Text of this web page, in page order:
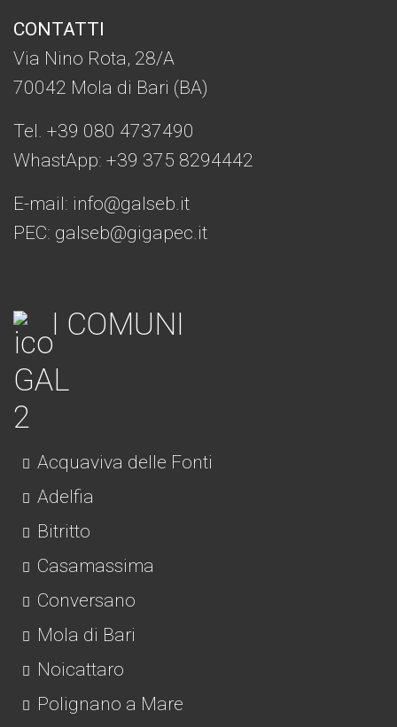
CONTATTI
Via Nino Rota, 28/A
70042 Mola di Bari (BA)
Tel. +39 080 4737490
WhastApp: +39 375 8294442
E-mail: info@galseb.it
PEC: galseb@gigapec.it
I COMUNI
Acquaviva delle Fonti
Adelfia
Bitritto
Casamassima
Conversano
Mola di Bari
Noicattaro
Polignano a Mare